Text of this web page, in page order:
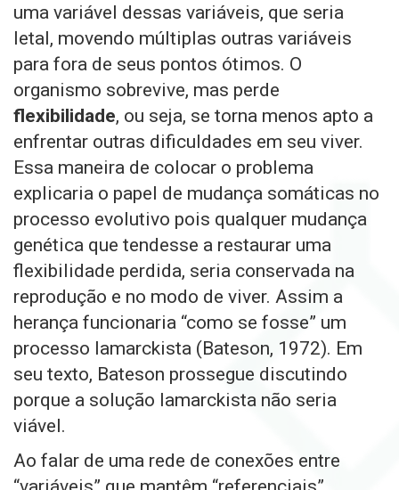
uma variável dessas variáveis, que seria
letal, movendo múltiplas outras variáveis
para fora de seus pontos ótimos. O
organismo sobrevive, mas perde
flexibilidade, ou seja, se torna menos apto a
enfrentar outras dificuldades em seu viver.
Essa maneira de colocar o problema
explicaria o papel de mudança somáticas no
processo evolutivo pois qualquer mudança
genética que tendesse a restaurar uma
flexibilidade perdida, seria conservada na
reprodução e no modo de viver. Assim a
herança funcionaria “como se fosse” um
processo lamarckista (Bateson, 1972). Em
seu texto, Bateson prossegue discutindo
porque a solução lamarckista não seria
viável.
Ao falar de uma rede de conexões entre